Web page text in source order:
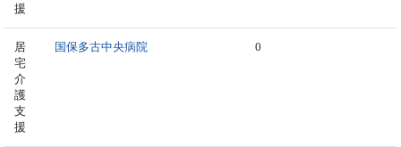
援
居
宅
介
護
支
援
国保多古中央病院 0